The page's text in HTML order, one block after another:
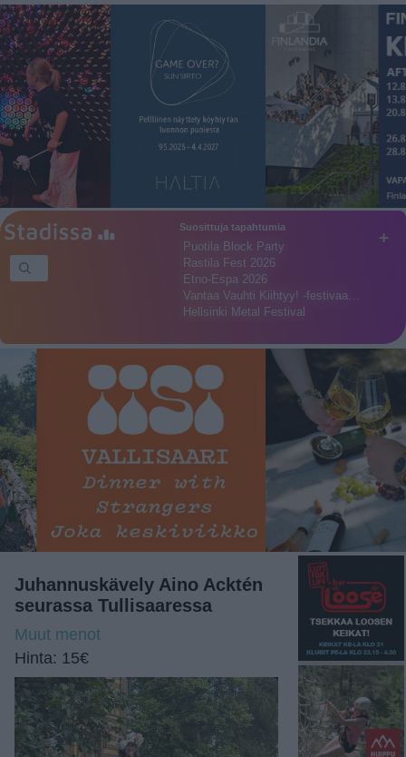
+
Suosittuja tapahtumia
Puotila Block Party
Rastila Fest 2026
Etno-Espa 2026
Vantaa Vauhti Kiihtyy! -festivaa…
Hellsinki Metal Festival
Juhannuskävely Aino Acktén
seurassa Tullisaaressa
Muut menot
Hinta: 15€